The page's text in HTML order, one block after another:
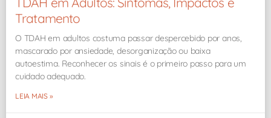
Tratamento
O TDAH em adultos costuma passar despercebido por anos,
mascarado por ansiedade, desorganização ou baixa
autoestima. Reconhecer os sinais é o primeiro passo para um
cuidado adequado.
LEIA MAIS »